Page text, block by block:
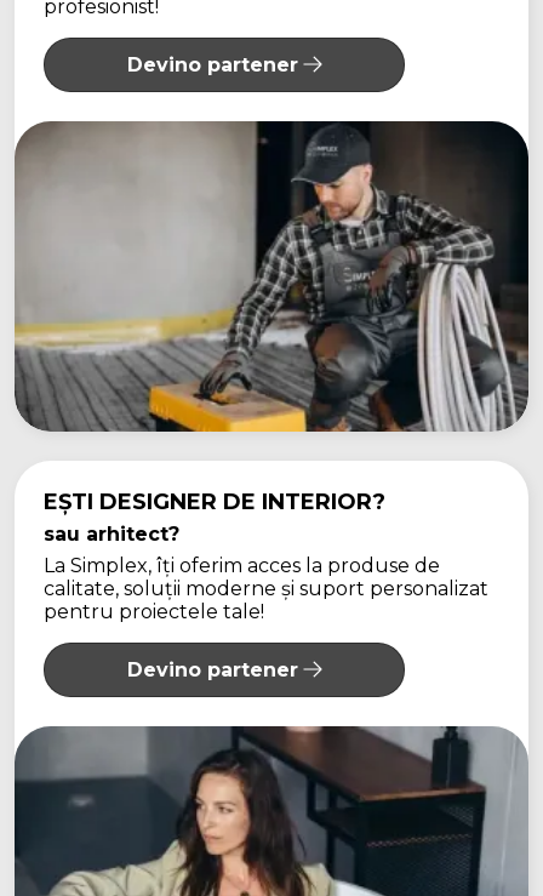
profesionist!
Devino partener
EȘTI DESIGNER DE INTERIOR?
sau arhitect?
La Simplex, îți oferim acces la produse de
calitate, soluții moderne și suport personalizat
pentru proiectele tale!
Devino partener